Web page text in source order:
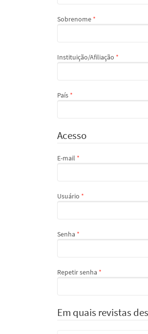
Sobrenome *
Instituição/Afiliação *
País *
Acesso
E-mail *
Usuário *
Senha *
Repetir senha *
Em quais revistas